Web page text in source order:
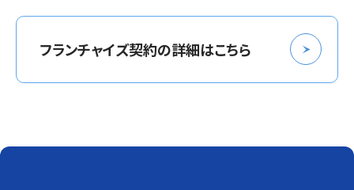
フランチャイズ契約の詳細はこちら